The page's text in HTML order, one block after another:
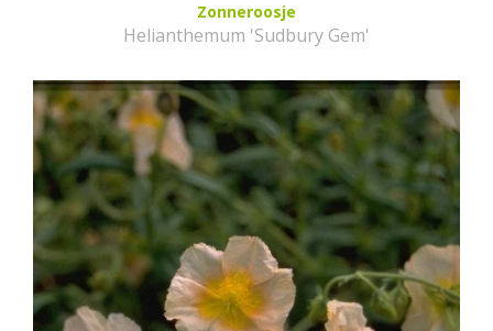
Zonneroosje
Helianthemum 'Sudbury Gem'